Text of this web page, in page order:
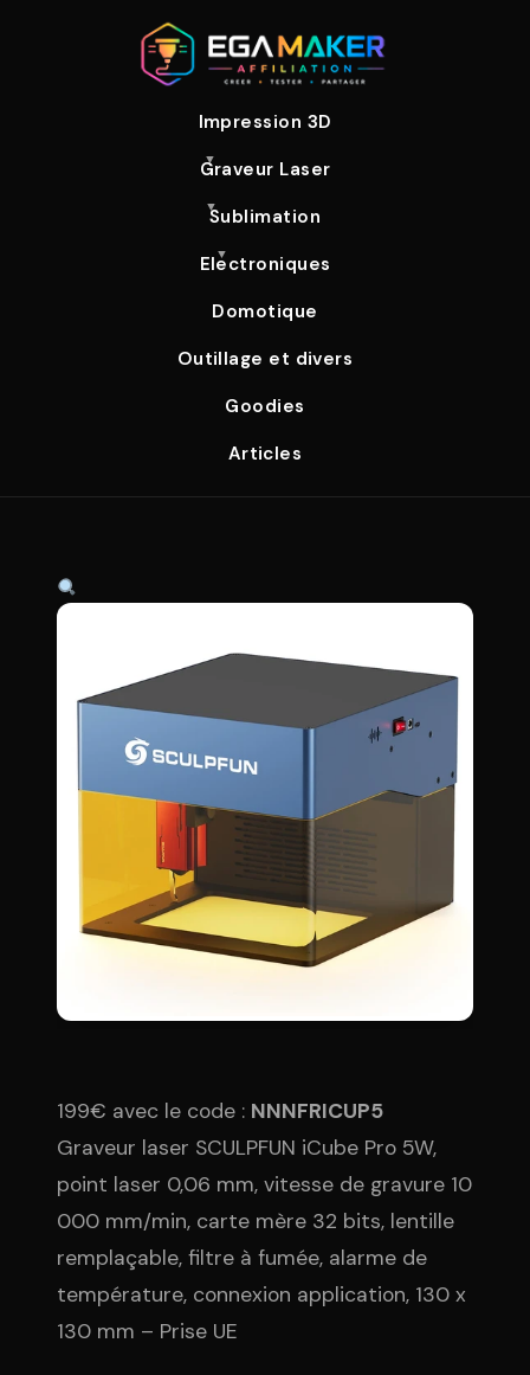
Impression 3D
Graveur Laser
Sublimation
Electroniques
Domotique
Outillage et divers
Goodies
Articles
199€ avec le code : NNNFRICUP5
Graveur laser SCULPFUN iCube Pro 5W,
point laser 0,06 mm, vitesse de gravure 10
000 mm/min, carte mère 32 bits, lentille
remplaçable, filtre à fumée, alarme de
température, connexion application, 130 x
130 mm – Prise UE